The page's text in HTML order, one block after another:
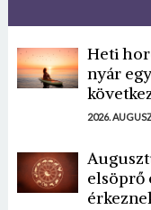
Heti
nyár
2026.
elsöprő